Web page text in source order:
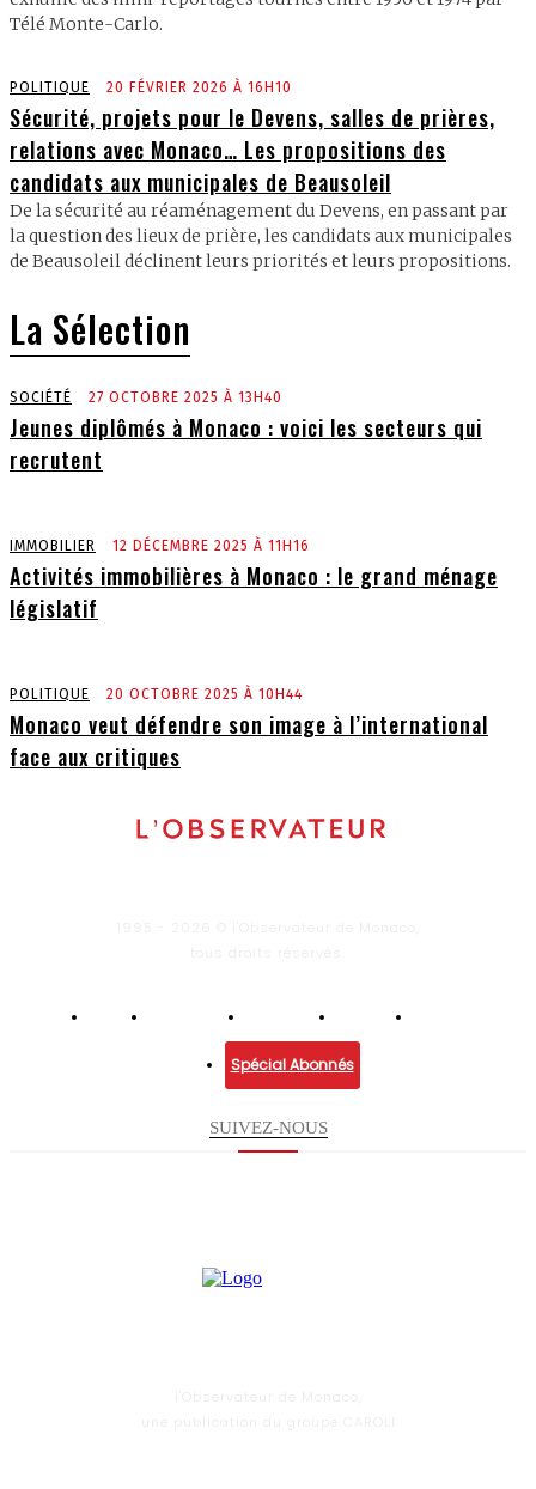
Télé Monte-Carlo.
POLITIQUE 20 FÉVRIER 2026 À 16H10
Sécurité, projets pour le Devens, salles de prières,
relations avec Monaco… Les propositions des
candidats aux municipales de Beausoleil
De la sécurité au réaménagement du Devens, en passant par
la question des lieux de prière, les candidats aux municipales
de Beausoleil déclinent leurs priorités et leurs propositions.
La Sélection
SOCIÉTÉ 27 OCTOBRE 2025 À 13H40
Jeunes diplômés à Monaco : voici les secteurs qui
recrutent
IMMOBILIER 12 DÉCEMBRE 2025 À 11H16
Activités immobilières à Monaco : le grand ménage
législatif
POLITIQUE 20 OCTOBRE 2025 À 10H44
Monaco veut défendre son image à l’international
face aux critiques
Spécial Abonnés
SUIVEZ-NOUS